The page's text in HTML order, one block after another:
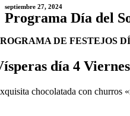
septiembre 27, 2024
Programa Día del
DE FESTEJOS
día 4
chocolatada con churros